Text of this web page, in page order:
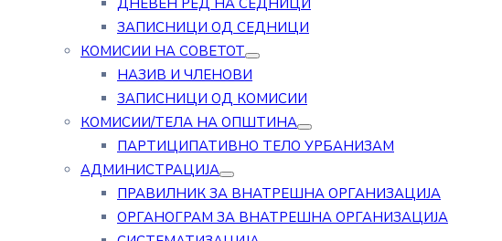
ДНЕВЕН РЕД НА СЕДНИЦИ
ЗАПИСНИЦИ ОД СЕДНИЦИ
КОМИСИИ НА СОВЕТОТ
НАЗИВ И ЧЛЕНОВИ
ЗАПИСНИЦИ ОД КОМИСИИ
КОМИСИИ/ТЕЛА НА ОПШТИНА
ПАРТИЦИПАТИВНО ТЕЛО УРБАНИЗАМ
АДМИНИСТРАЦИЈА
ПРАВИЛНИК ЗА ВНАТРЕШНА ОРГАНИЗАЦИЈА
ОРГАНОГРАМ ЗА ВНАТРЕШНА ОРГАНИЗАЦИЈА